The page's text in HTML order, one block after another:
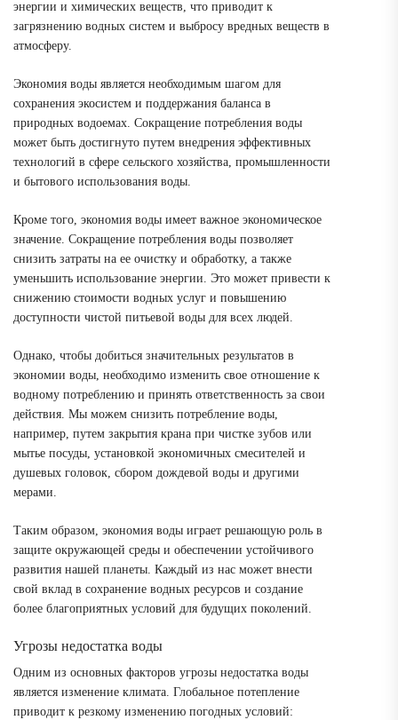
энергии и химических веществ, что приводит к
загрязнению водных систем и выбросу вредных веществ в
атмосферу.
Экономия воды является необходимым шагом для
сохранения экосистем и поддержания баланса в
природных водоемах. Сокращение потребления воды
может быть достигнуто путем внедрения эффективных
технологий в сфере сельского хозяйства, промышленности
и бытового использования воды.
Кроме того, экономия воды имеет важное экономическое
значение. Сокращение потребления воды позволяет
снизить затраты на ее очистку и обработку, а также
уменьшить использование энергии. Это может привести к
снижению стоимости водных услуг и повышению
доступности чистой питьевой воды для всех людей.
Однако, чтобы добиться значительных результатов в
экономии воды, необходимо изменить свое отношение к
водному потреблению и принять ответственность за свои
действия. Мы можем снизить потребление воды,
например, путем закрытия крана при чистке зубов или
мытье посуды, установкой экономичных смесителей и
душевых головок, сбором дождевой воды и другими
мерами.
Таким образом, экономия воды играет решающую роль в
защите окружающей среды и обеспечении устойчивого
развития нашей планеты. Каждый из нас может внести
свой вклад в сохранение водных ресурсов и создание
более благоприятных условий для будущих поколений.
Угрозы недостатка воды
Одним из основных факторов угрозы недостатка воды
является изменение климата. Глобальное потепление
приводит к резкому изменению погодных условий: